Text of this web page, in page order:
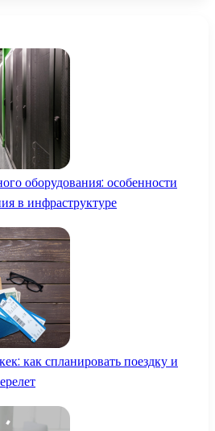
оборудования: особенности
в инфраструктуре
как спланировать поездку и